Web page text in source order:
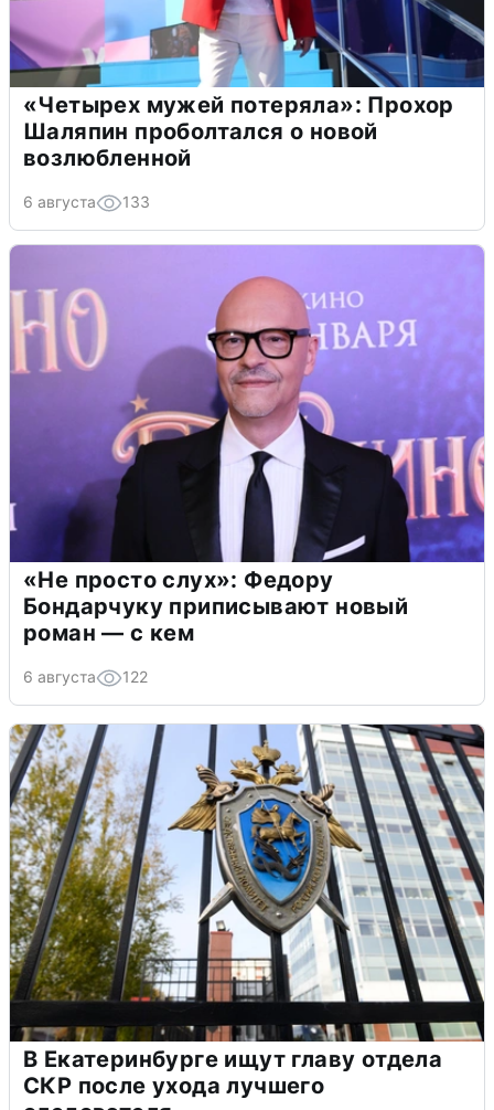
«Четырех мужей потеряла»: Прохор
Шаляпин проболтался о новой
возлюбленной
6 августа 133
«Не просто слух»: Федору
Бондарчуку приписывают новый
роман — с кем
6 августа 122
В Екатеринбурге ищут главу отдела
СКР после ухода лучшего